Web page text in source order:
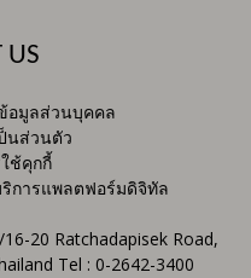
US
อมูลส่วนบุคคล
นส่วนตัว
ช้คุกกี้
การแพลตฟอร์มดิจิทัล
20 Ratchadapisek Road,
Tel : 0-2642-3400